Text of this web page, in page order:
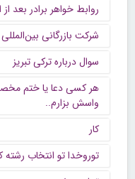
روابط خواهر برادر بعد از
شرکت بازرگانی
سوال درباره ترکی تبریز
هر کسی دعا یا ختم
واسش بزارم..
کار
توروخدا تو انتخاب